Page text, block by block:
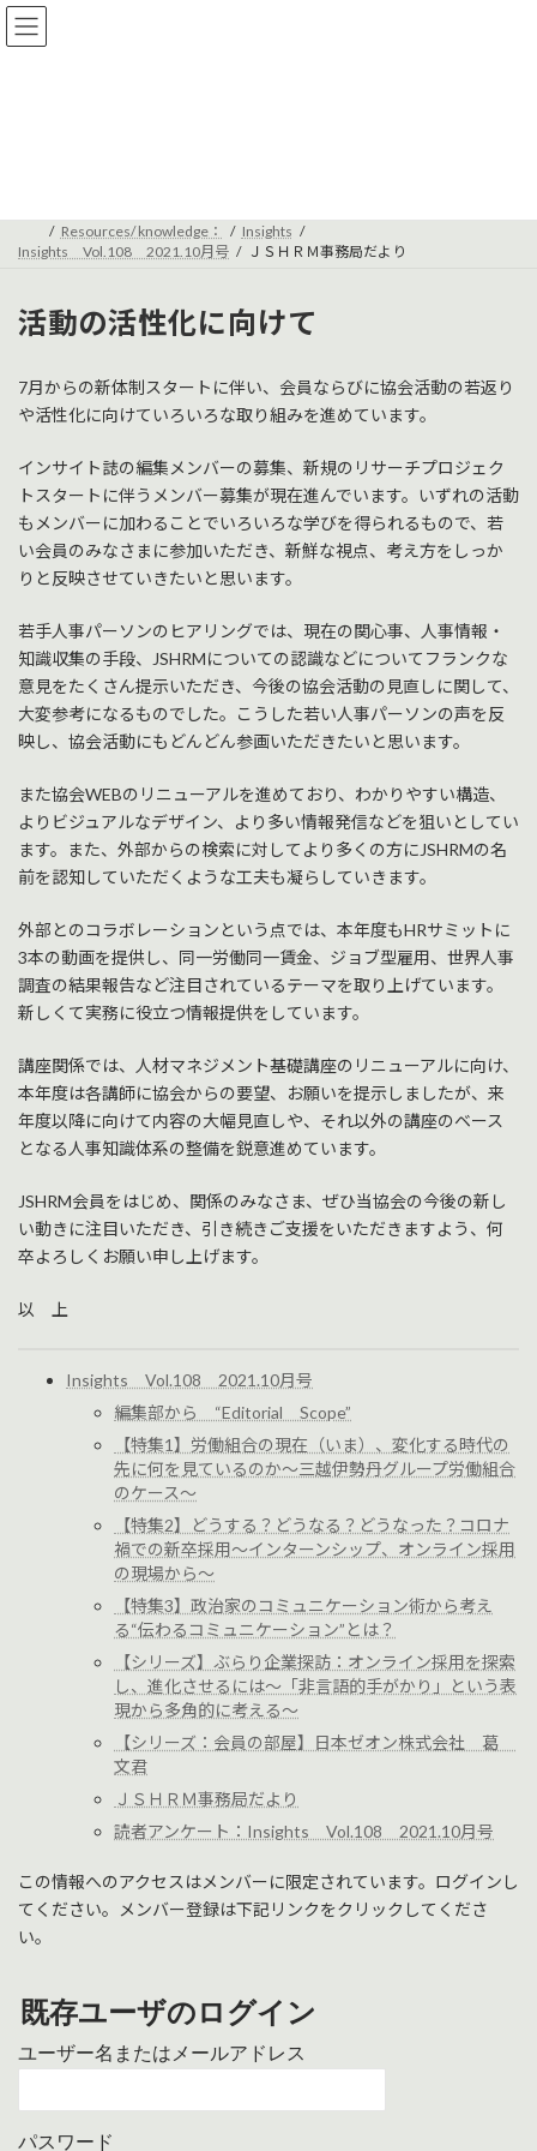
コ
ン
ナ
ビ
Resources/ knowledge：
Insights
Insights Vol.108 2021.10月号
ＪＳＨＲＭ事務局だより
活動の活性化に向けて
7月からの新体制スタートに伴い、会員ならびに協会活動の若返り
や活性化に向けていろいろな取り組みを進めています。
インサイト誌の編集メンバーの募集、新規のリサーチプロジェク
トスタートに伴うメンバー募集が現在進んでいます。いずれの活動
もメンバーに加わることでいろいろな学びを得られるもので、若
い会員のみなさまに参加いただき、新鮮な視点、考え方をしっか
りと反映させていきたいと思います。
若手人事パーソンのヒアリングでは、現在の関心事、人事情報・
知識収集の手段、JSHRMについての認識などについてフランクな
意見をたくさん提示いただき、今後の協会活動の見直しに関して、
大変参考になるものでした。こうした若い人事パーソンの声を反
映し、協会活動にもどんどん参画いただきたいと思います。
また協会WEBのリニューアルを進めており、わかりやすい構造、
よりビジュアルなデザイン、より多い情報発信などを狙いとしてい
ます。また、外部からの検索に対してより多くの方にJSHRMの名
前を認知していただくような工夫も凝らしていきます。
外部とのコラボレーションという点では、本年度もHRサミットに
3本の動画を提供し、同一労働同一賃金、ジョブ型雇用、世界人事
調査の結果報告など注目されているテーマを取り上げています。
新しくて実務に役立つ情報提供をしています。
講座関係では、人材マネジメント基礎講座のリニューアルに向け、
本年度は各講師に協会からの要望、お願いを提示しましたが、来
年度以降に向けて内容の大幅見直しや、それ以外の講座のベース
となる人事知識体系の整備を鋭意進めています。
JSHRM会員をはじめ、関係のみなさま、ぜひ当協会の今後の新し
い動きに注目いただき、引き続きご支援をいただきますよう、何
卒よろしくお願い申し上げます。
以 上
Insights Vol.108 2021.10月号
編集部から “Editorial Scope”
【特集1】労働組合の現在（いま）、変化する時代の
先に何を見ているのか～三越伊勢丹グループ労働組合
のケース～
【特集2】どうする？どうなる？どうなった？コロナ
禍での新卒採用～インターンシップ、オンライン採用
の現場から～
【特集3】政治家のコミュニケーション術から考え
る“伝わるコミュニケーション”とは？
【シリーズ】ぶらり企業探訪：オンライン採用を探索
し、進化させるには～「非言語的手がかり」という表
現から多角的に考える～
【シリーズ：会員の部屋】日本ゼオン株式会社 葛
文君
ＪＳＨＲＭ事務局だより
読者アンケート：Insights Vol.108 2021.10月号
この情報へのアクセスはメンバーに限定されています。ログインし
てください。メンバー登録は下記リンクをクリックしてくださ
い。
既存ユーザのログイン
ユーザー名またはメールアドレス
パスワード